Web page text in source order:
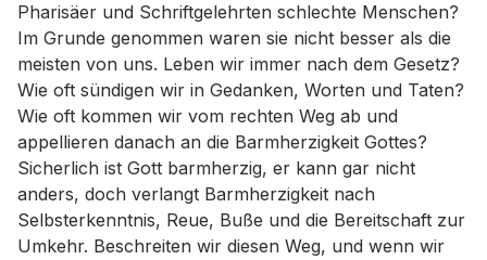
Pharisäer und Schriftgelehrten schlechte Menschen?
Im Grunde genommen waren sie nicht besser als die
meisten von uns. Leben wir immer nach dem Gesetz?
Wie oft sündigen wir in Gedanken, Worten und Taten?
Wie oft kommen wir vom rechten Weg ab und
appellieren danach an die Barmherzigkeit Gottes?
Sicherlich ist Gott barmherzig, er kann gar nicht
anders, doch verlangt Barmherzigkeit nach
Selbsterkenntnis, Reue, Buße und die Bereitschaft zur
Umkehr. Beschreiten wir diesen Weg, und wenn wir